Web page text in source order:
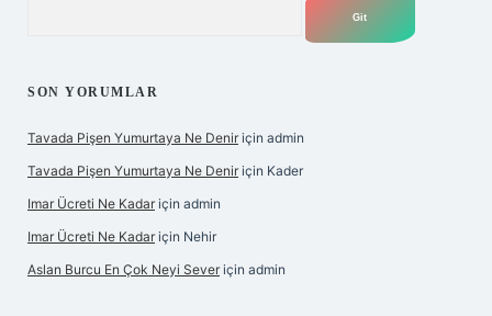
SON YORUMLAR
Tavada Pişen Yumurtaya Ne Denir için admin
Tavada Pişen Yumurtaya Ne Denir için Kader
Imar Ücreti Ne Kadar için admin
Imar Ücreti Ne Kadar için Nehir
Aslan Burcu En Çok Neyi Sever için admin